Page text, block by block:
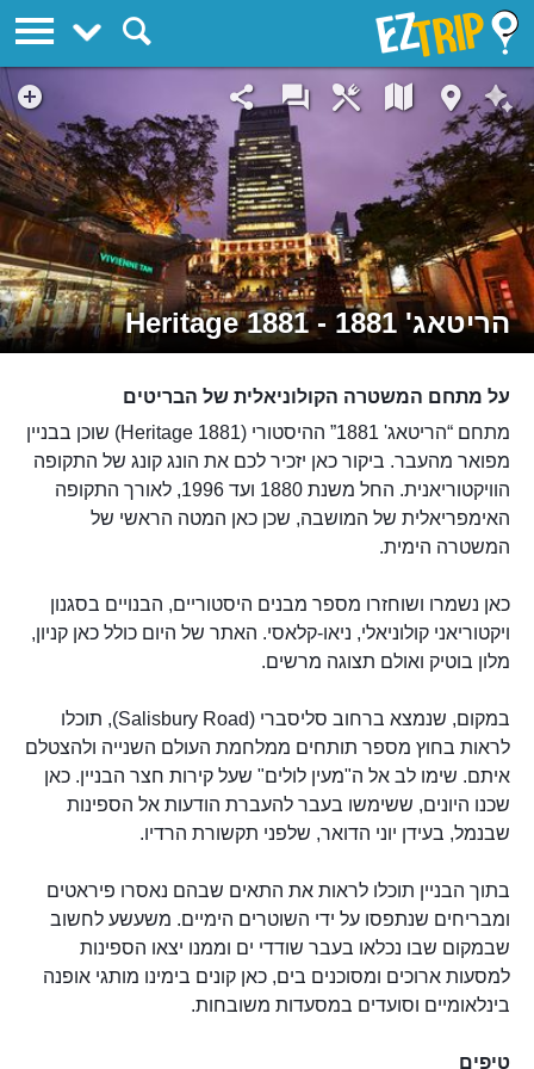
הריטאג' 1881 - 1881 Heritage
על מתחם המשטרה הקולוניאלית של הבריטים
מתחם “הריטאג' 1881” ההיסטורי (1881 Heritage) שוכן בבניין
מפואר מהעבר. ביקור כאן יזכיר לכם את הונג קונג של התקופה
הוויקטוריאנית. החל משנת 1880 ועד 1996, לאורך התקופה
האימפריאלית של המושבה, שכן כאן המטה הראשי של
המשטרה הימית.
כאן נשמרו ושוחזרו מספר מבנים היסטוריים, הבנויים בסגנון
ויקטוריאני קולוניאלי, ניאו-קלאסי. האתר של היום כולל כאן קניון,
מלון בוטיק ואולם תצוגה מרשים.
במקום, שנמצא ברחוב סליסברי (Salisbury Road), תוכלו
לראות בחוץ מספר תותחים ממלחמת העולם השנייה ולהצטלם
איתם. שימו לב אל ה"מעין לולים" שעל קירות חצר הבניין. כאן
שכנו היונים, ששימשו בעבר להעברת הודעות אל הספינות
שבנמל, בעידן יוני הדואר, שלפני תקשורת הרדיו.
בתוך הבניין תוכלו לראות את התאים שבהם נאסרו פיראטים
ומבריחים שנתפסו על ידי השוטרים הימיים. משעשע לחשוב
שבמקום שבו נכלאו בעבר שודדי ים וממנו יצאו הספינות
למסעות ארוכים ומסוכנים בים, כאן קונים בימינו מותגי אופנה
בינלאומיים וסועדים במסעדות משובחות.
טיפים
EZTrip